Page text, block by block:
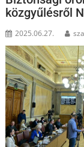
közgyűlésről
2025.06.27.